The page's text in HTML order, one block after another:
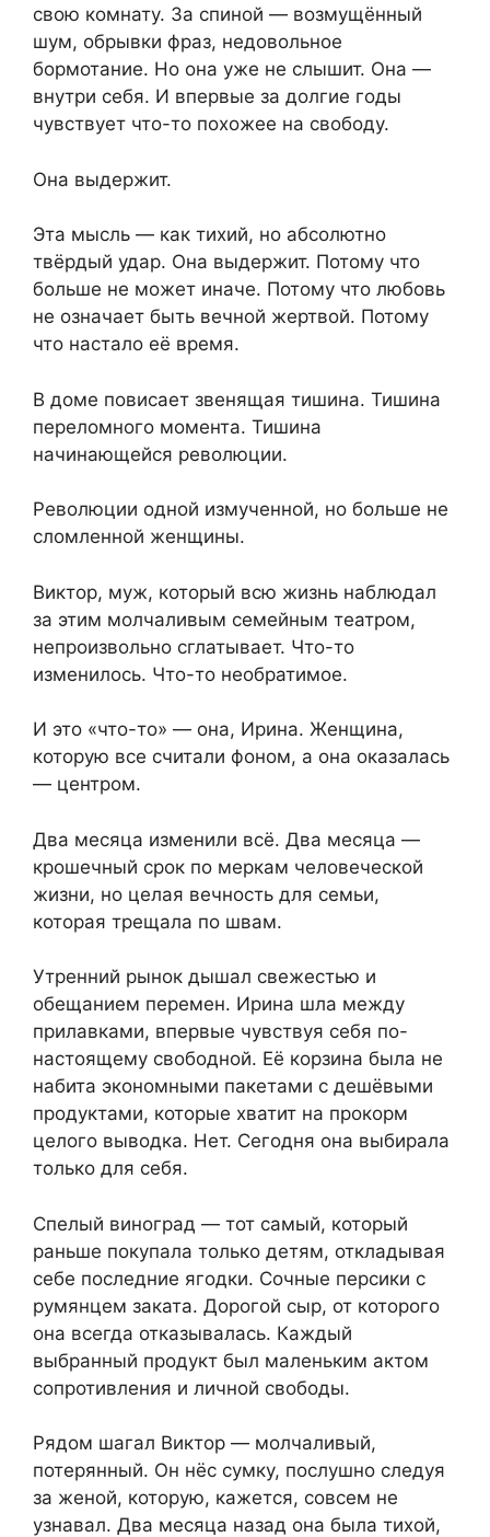
свою комнату. За спиной — возмущённый
шум, обрывки фраз, недовольное
бормотание. Но она уже не слышит. Она —
внутри себя. И впервые за долгие годы
чувствует что-то похожее на свободу.
Она выдержит.
Эта мысль — как тихий, но абсолютно
твёрдый удар. Она выдержит. Потому что
больше не может иначе. Потому что любовь
не означает быть вечной жертвой. Потому
что настало её время.
В доме повисает звенящая тишина. Тишина
переломного момента. Тишина
начинающейся революции.
Революции одной измученной, но больше не
сломленной женщины.
Виктор, муж, который всю жизнь наблюдал
за этим молчаливым семейным театром,
непроизвольно сглатывает. Что-то
изменилось. Что-то необратимое.
И это «что-то» — она, Ирина. Женщина,
которую все считали фоном, а она оказалась
— центром.
Два месяца изменили всё. Два месяца —
крошечный срок по меркам человеческой
жизни, но целая вечность для семьи,
которая трещала по швам.
Утренний рынок дышал свежестью и
обещанием перемен. Ирина шла между
прилавками, впервые чувствуя себя по-
настоящему свободной. Её корзина была не
набита экономными пакетами с дешёвыми
продуктами, которые хватит на прокорм
целого выводка. Нет. Сегодня она выбирала
только для себя.
Спелый виноград — тот самый, который
раньше покупала только детям, откладывая
себе последние ягодки. Сочные персики с
румянцем заката. Дорогой сыр, от которого
она всегда отказывалась. Каждый
выбранный продукт был маленьким актом
сопротивления и личной свободы.
Рядом шагал Виктор — молчаливый,
потерянный. Он нёс сумку, послушно следуя
за женой, которую, кажется, совсем не
узнавал. Два месяца назад она была тихой,